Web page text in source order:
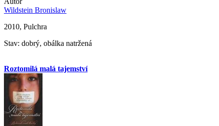
Wildstein Bronislaw
2010, Pulchra
Stav: dobrý, obálka natržená
Roztomilá malá tajemství